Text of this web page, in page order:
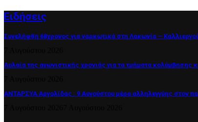
Ειδήσεις
Συνελήφθη 68χρονος για ναρκωτικά στη Λακωνία –
Αυλαία της αγωνιστικής χρονιάς για τα τμήματα
ΑΝΤΑΡΣΥΑ Αργολίδας : 9 Αυγούστου μέρα αλληλεγγύης στον